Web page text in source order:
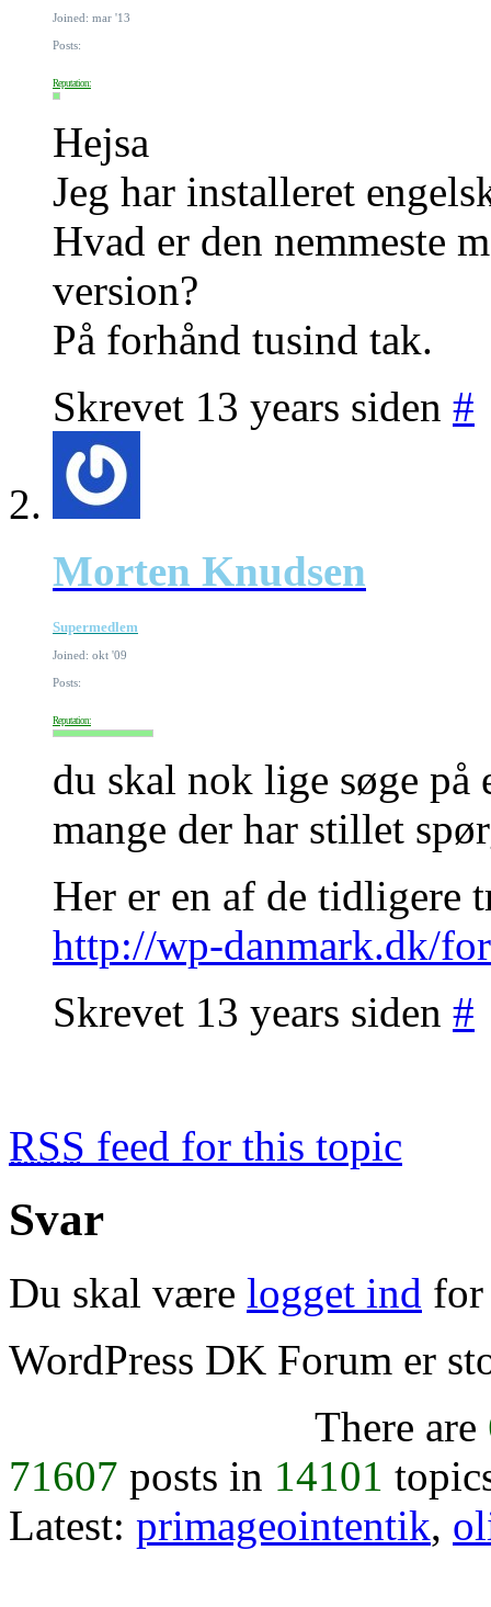
Joined: mar '13
Posts:
Reputation:
Hejsa
Jeg har installeret
Hvad er den nemmeste
version?
På forhånd tusind tak.
Skrevet 13 years siden #
Morten Knudsen
Supermedlem
Joined: okt '09
Posts:
Reputation:
du skal nok lige søge
mange der har stillet
Her er en af de tidligere
http://wp-danmark.dk/
Skrevet 13 years siden #
RSS feed for this topic
Svar
Du skal være logget ind for
WordPress DK Forum er
There are
71607 posts in 14101
Latest: primageointentik,